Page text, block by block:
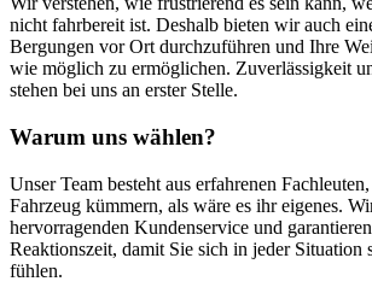
nicht fahrbereit ist. Deshalb bieten wir auch
Bergungen vor Ort durchzuführen und Ihre
wie möglich zu ermöglichen. Zuverlässigkeit
stehen bei uns an erster Stelle.
Warum uns wählen?
Unser Team besteht aus erfahrenen
Fahrzeug kümmern, als wäre es ihr eigenes.
hervorragenden Kundenservice und
Reaktionszeit, damit Sie sich in jeder Situation
fühlen.